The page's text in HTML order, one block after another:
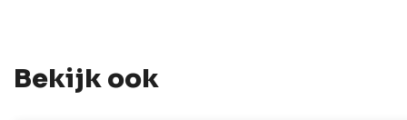
Bekijk ook